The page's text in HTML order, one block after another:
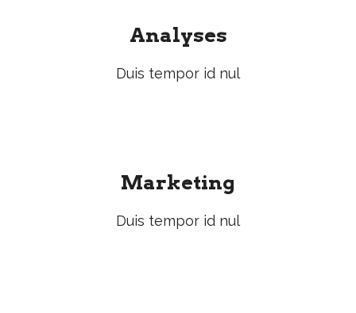
Analyses
Duis tempor id nul
Marketing
Duis tempor id nul